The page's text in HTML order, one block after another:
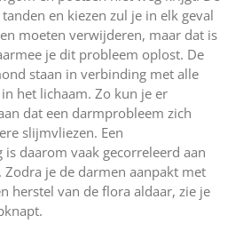
en kiezen zul je in elk geval
moeten verwijderen, maar dat is
je dit probleem oplost. De
staan in verbinding met alle
het lichaam. Zo kun je er
dat een darmprobleem zich
slijmvliezen. Een
daarom vaak gecorreleerd aan
je de darmen aanpakt met
herstel van de flora aldaar, zie je